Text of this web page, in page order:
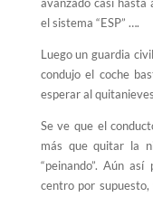
el sistema “ESP” ….
Luego un guardia
condujo el coche
esperar al
Se ve que el
más que quitar la
“peinando”. Aún
centro por